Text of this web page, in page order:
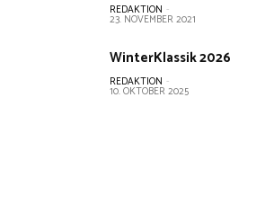
REDAKTION -
23. NOVEMBER 2021
WinterKlassik 2026
REDAKTION -
10. OKTOBER 2025